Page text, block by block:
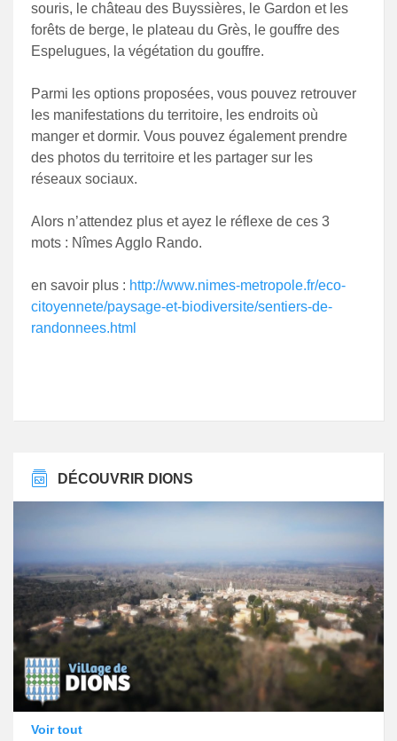
souris, le château des Buyssières, le Gardon et les
forêts de berge, le plateau du Grès, le gouffre des
Espelugues, la végétation du gouffre.
Parmi les options proposées, vous pouvez retrouver
les manifestations du territoire, les endroits où
manger et dormir. Vous pouvez également prendre
des photos du territoire et les partager sur les
réseaux sociaux.
Alors n’attendez plus et ayez le réflexe de ces 3
mots : Nîmes Agglo Rando.
en savoir plus : http://www.nimes-metropole.fr/eco-
citoyennete/paysage-et-biodiversite/sentiers-de-
randonnees.html
DÉCOUVRIR DIONS
Voir tout